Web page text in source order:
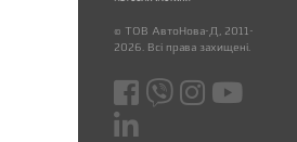
© ТОВ АвтоНова-Д, 2011-
2026. Всі права захищені.